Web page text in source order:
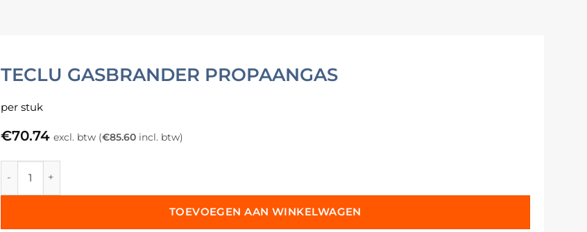
TECLU GASBRANDER PROPAANGAS
per stuk
€70.74 excl. btw (€85.60incl. btw)
TOEVOEGEN AAN WINKELWAGEN